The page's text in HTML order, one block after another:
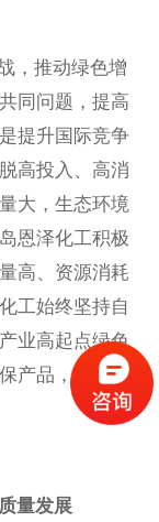
，推动绿色增
同问题，提高
提升国际竞争
高投入、高消
大，生态环境
恩泽化工积极
高、资源消耗
工始终坚持自
业高起点绿色
产品，大力发
量发展